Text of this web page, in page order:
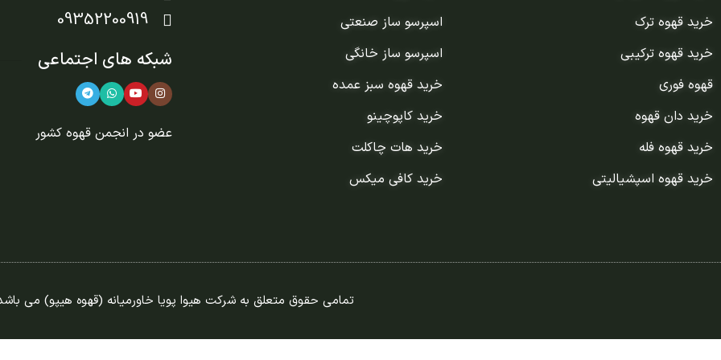
خرید قهوه ترک
خرید قهوه ترکیبی
قهوه فوری
خرید دان قهوه
خرید قهوه فله
خرید قهوه اسپشیالیتی
اسپرسو ساز صنعتی
اسپرسو ساز خانگی
خرید قهوه سبز عمده
خرید کاپوچینو
خرید هات چاکلت
خرید کافی میکس
09352200919
شبکه های اجتماعی
عضو در انجمن قهوه کشور
تمامی حقوق متعلق به شرکت هیوا پویا خاورمیانه (قهوه هیپو) می